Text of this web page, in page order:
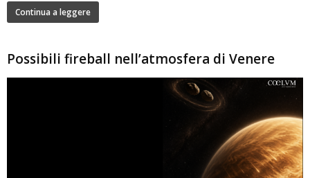
Continua a leggere
Possibili fireball nell’atmosfera di Venere